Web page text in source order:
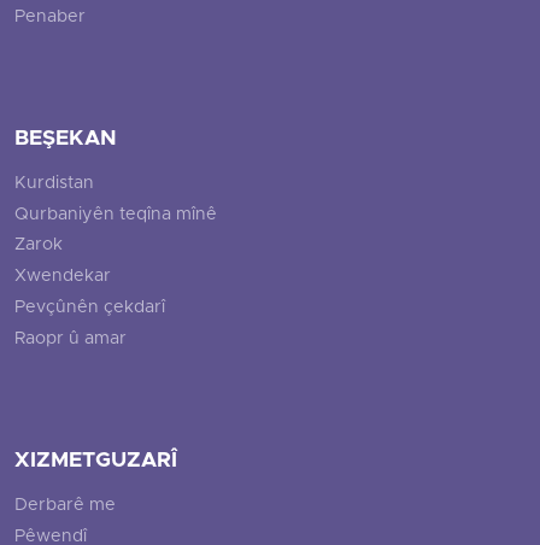
Penaber
BEŞEKAN
Kurdistan
Qurbaniyên teqîna mînê
Zarok
Xwendekar
Pevçûnên çekdarî
Raopr û amar
XIZMETGUZARÎ
Derbarê me
Pêwendî